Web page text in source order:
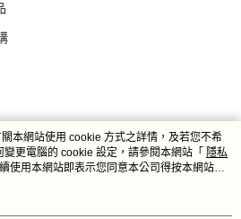
本網站使用 cookie 方式之詳情，及若您不希
更電腦的 cookie 設定，請參閱本網站「 隱私
使用本網站即表示您同意本公司得按本網站使
。